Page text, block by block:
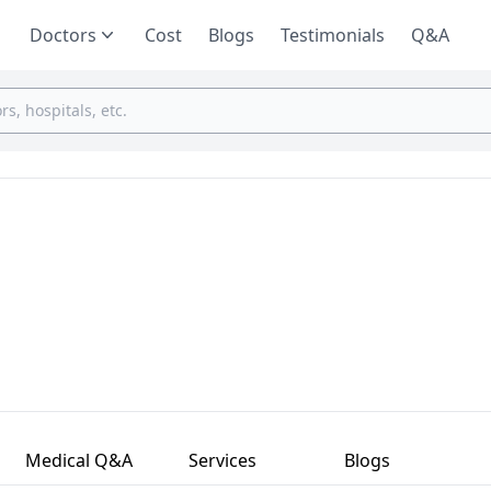
Doctors Cost Blogs Testimonials Q&A
Medical Q&A Services Blogs